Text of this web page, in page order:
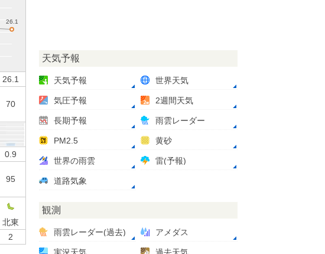
26.1
70
0.9
95
北東
2
天気予報
天気予報 世界天気
気圧予報 2週間天気
長期予報 雨雲レーダー
PM2.5 黄砂
世界の雨雲 雷(予報)
道路気象
観測
雨雲レーダー(過去) アメダス
実況天気 過去天気